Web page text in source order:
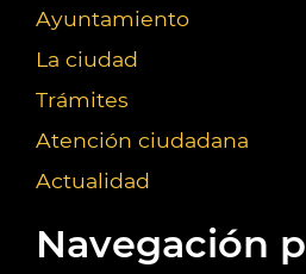
Ayuntamiento
La ciudad
Trámites
Atención ciudadana
Actualidad
Navegación